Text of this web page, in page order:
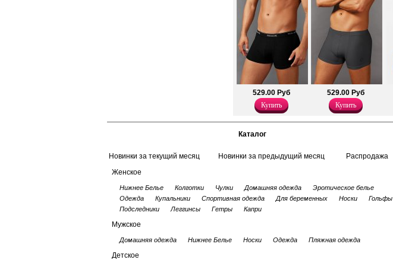
при температуре не выше 30 градусов.
529.00 Руб
Купить
529.00 Руб
Купить
Каталог
Новинки за текущий месяц Новинки за предыдущий месяц
Распродажа
Женское
Нижнее Белье Колготки Чулки Домашняя одежда
Эротическое белье
Одежда
Купальники Спортивная одежда Для беременных Носки
Гольфы
Подследники
Леггинсы Гетры Капри
Мужское
Домашняя одежда Нижнее Белье Носки Одежда Пляжная одежда
Детское